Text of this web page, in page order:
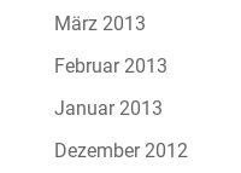
März 2013
Februar 2013
Januar 2013
Dezember 2012